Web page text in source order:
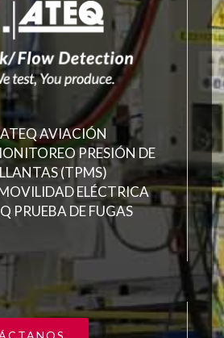
ATEQ AVIACIÓN
PRESIÓN DE
LLANTAS (TPMS)
ELÉCTRICA
PRUEBA DE FUGAS